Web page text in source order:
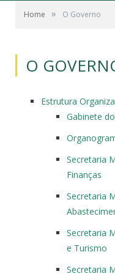
Home » O Governo
O
Estrutura
Gabinete
Secretaria
Finanças
Secretaria
Secretaria
e Turismo
Secretaria